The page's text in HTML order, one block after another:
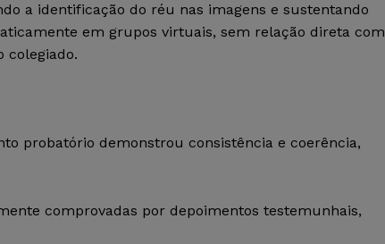
a identificação do réu nas imagens e sustentando
em grupos virtuais, sem relação direta com
colegiado.
probatório demonstrou consistência e coerência,
comprovadas por depoimentos testemunhais,